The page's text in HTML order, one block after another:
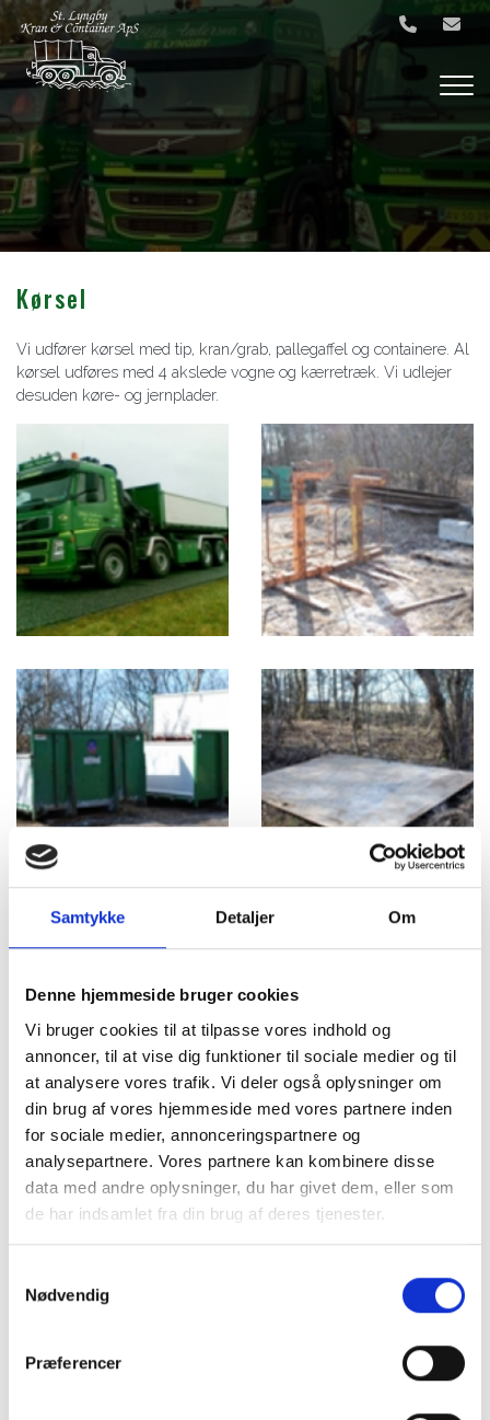
Samtykke Detaljer Om
Denne hjemmeside bruger cookies
Vi bruger cookies til at tilpasse vores indhold og
annoncer, til at vise dig funktioner til sociale medier og til
at analysere vores trafik. Vi deler også oplysninger om
din brug af vores hjemmeside med vores partnere inden
for sociale medier, annonceringspartnere og
analysepartnere. Vores partnere kan kombinere disse
data med andre oplysninger, du har givet dem, eller som
de har indsamlet fra din brug af deres tjenester.
Nødvendig
Præferencer
Gå
til
hovedindhold
Kørsel
Vi udfører kørsel med tip, kran/grab, pallegaffel og containere. Al
kørsel udføres med 4 akslede vogne og kærretræk. Vi udlejer
desuden køre- og jernplader.